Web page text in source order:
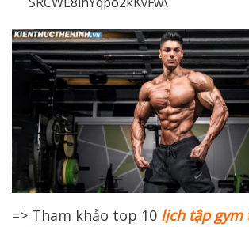
=> Tham khảo top 10 lịch tập gym